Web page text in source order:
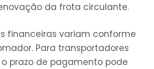
da frota circulante.
financeiras variam conforme
Para transportadores
prazo de pagamento pode